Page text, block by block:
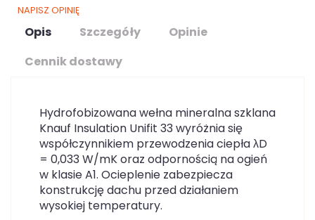
NAPISZ OPINIĘ
Opis Szczegóły
Opinie
Cennik dostawy
Hydrofobizowana wełna mineralna szklana
Knauf Insulation Unifit 33 wyróżnia się
współczynnikiem przewodzenia ciepła λD
= 0,033 W/mK oraz odpornością na ogień
w klasie A1. Ocieplenie zabezpiecza
konstrukcję dachu przed działaniem
wysokiej temperatury.